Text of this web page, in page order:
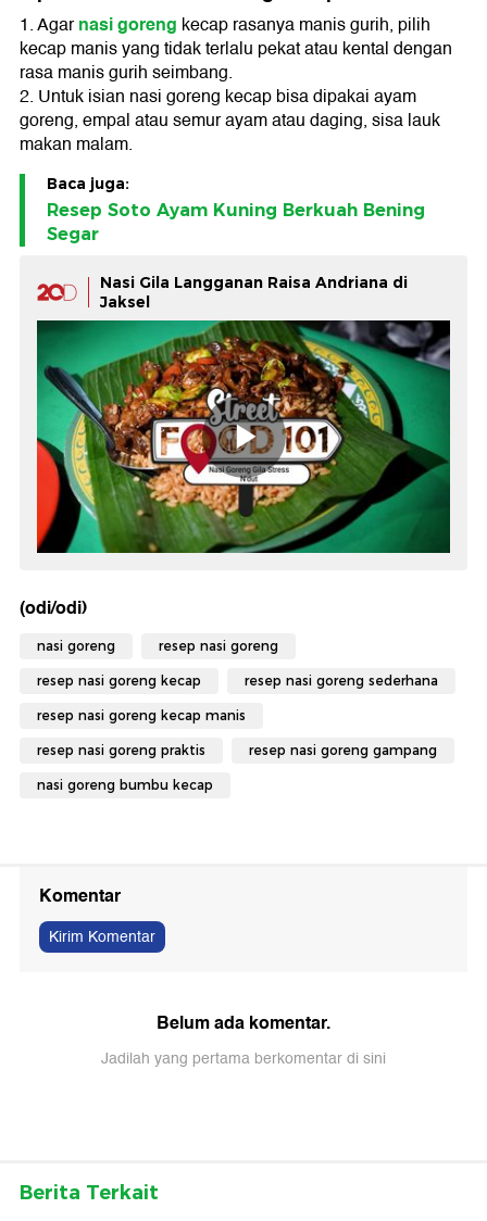
1. Agarnasi goreng kecap rasanya manis gurih, pilih
kecap manis yang tidak terlalu pekat atau kental dengan
rasa manis gurih seimbang.
2. Untuk isian nasi goreng kecap bisa dipakai ayam
goreng, empal atau semur ayam atau daging, sisa lauk
makan malam.
Baca juga:
Resep Soto Ayam Kuning Berkuah Bening
Segar
Nasi Gila Langganan Raisa Andriana di
Jaksel
(odi/odi)
nasi goreng resep nasi goreng
resep nasi goreng kecap resep nasi goreng sederhana
resep nasi goreng kecap manis
resep nasi goreng praktis resep nasi goreng gampang
nasi goreng bumbu kecap
Komentar
Kirim Komentar
Belum ada komentar.
Jadilah yang pertama berkomentar di sini
Berita Terkait